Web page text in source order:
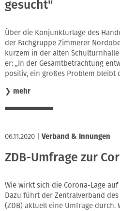
gesucht"
Über die Konjunkturlage des
der Fachgruppe Zimmerer
kurzem in der alten
er: „In der Gesamtbetrachtung
positiv, ein großes Problem bleibt
❯ mehr
06.11.2020 Verband & Innungen
ZDB-Umfrage zur
Wie wirkt sich die Corona-Lage
Dazu führt der Zentralverband
(ZDB) aktuell eine Umfrage durch.